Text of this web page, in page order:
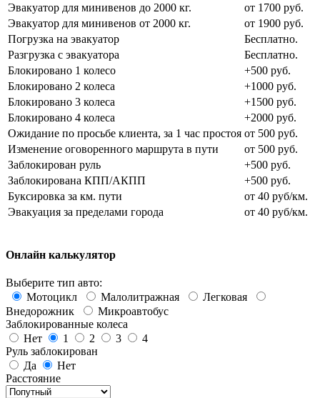
Эвакуатор для минивенов до 2000 кг.
от 1700 руб.
Эвакуатор для минивенов от 2000 кг.
от 1900 руб.
Погрузка на эвакуатор
Бесплатно.
Разгрузка с эвакуатора
Бесплатно.
Блокировано 1 колесо
+500 руб.
Блокировано 2 колеса
+1000 руб.
Блокировано 3 колеса
+1500 руб.
Блокировано 4 колеса
+2000 руб.
Ожидание по просьбе клиента, за 1 час простоя от 500 руб.
Изменение оговоренного маршрута в пути
от 500 руб.
Заблокирован руль
+500 руб.
Заблокирована КПП/АКПП
+500 руб.
Буксировка за км. пути
от 40 руб/км.
Эвакуация за пределами города
от 40 руб/км.
Онлайн калькулятор
Выберите тип авто:
Мотоцикл
Малолитражная
Легковая
Внедорожник
Микроавтобус
Заблокированные колеса
Нет
1 2 3
4
Руль заблокирован
Да
Нет
Расстояние